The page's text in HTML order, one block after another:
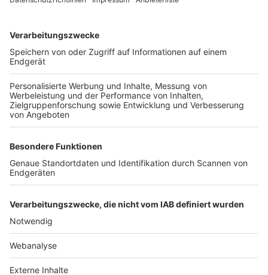
TOP-VEREINE
TOP-PARTNER
Nutzungsbedingungen Datenschutz Impressum